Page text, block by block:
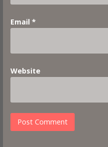
Email *
Website